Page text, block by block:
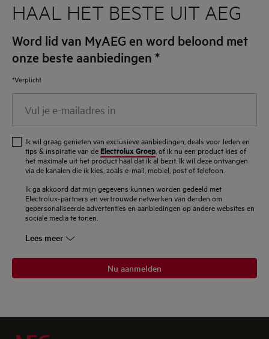
HAAL HET BESTE UIT AEG
Word lid van MyAEG en word beloond met
onze beste aanbiedingen *
*Verplicht
mailadres
Ik wil graag genieten van exclusieve aanbiedingen, deals voor leden en
tips & inspiratie van de Electrolux Groep , of ik nu een product kies of
het maximale uit het product haal dat ik al bezit. Ik wil deze ontvangen
via de kanalen die ik kies, zoals e-mail, mobiel, post of telefoon.
Ik ga akkoord dat mijn gegevens kunnen worden gedeeld met
Electrolux-partners en vertrouwde netwerken van derden om
gepersonaliseerde advertenties en aanbiedingen op andere websites en
sociale media te tonen.
Lees meer
Nu aanmelden